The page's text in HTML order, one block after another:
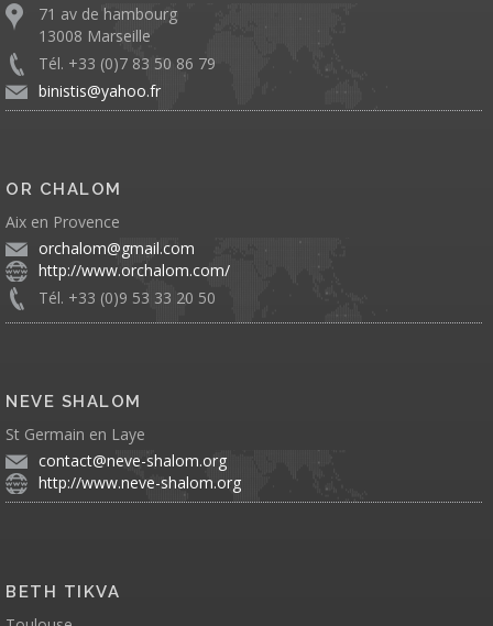
71 av de hambourg
13008 Marseille
Tél. +33 (0)7 83 50 86 79
binistis@yahoo.fr
OR CHALOM
Aix en Provence
orchalom@gmail.com
http://www.orchalom.com/
Tél. +33 (0)9 53 33 20 50
NEVE SHALOM
St Germain en Laye
contact@neve-shalom.org
http://www.neve-shalom.org
BETH TIKVA